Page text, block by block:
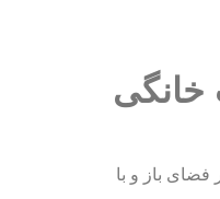
خانگی
باز و با